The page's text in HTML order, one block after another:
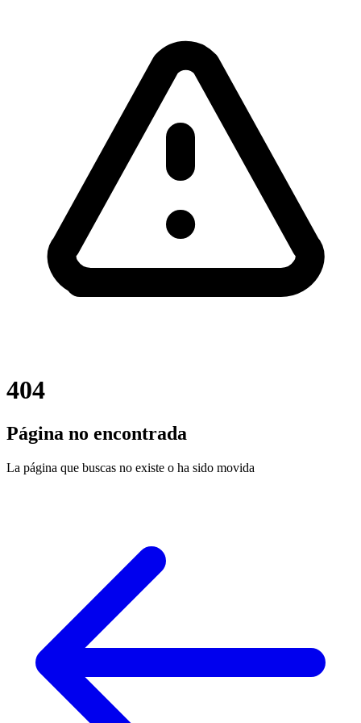
404
Página no encontrada
La página que buscas no existe o ha sido movida